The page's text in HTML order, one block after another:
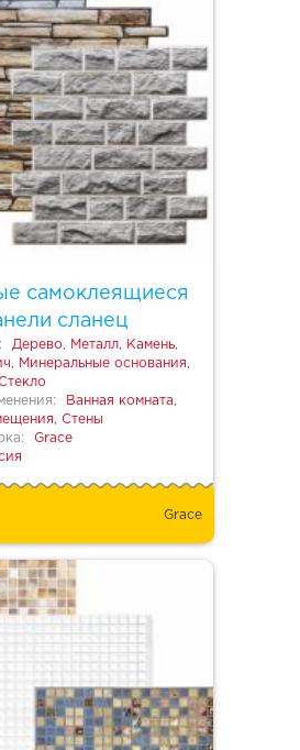
самоклеящиеся
сланец
Дерево, Металл, Камень,
Минеральные основания,
Ванная комната,
Стены
Grace
Grace